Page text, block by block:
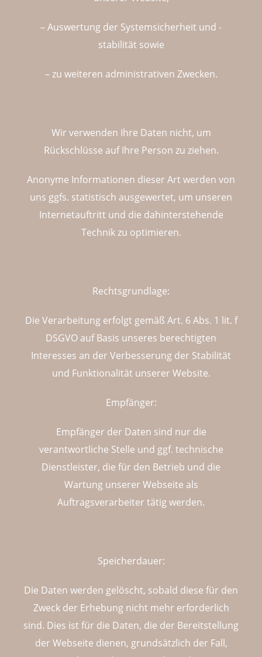
– Auswertung der Systemsicherheit und -
stabilität sowie
– zu weiteren administrativen Zwecken.
Wir verwenden Ihre Daten nicht, um
Rückschlüsse auf Ihre Person zu ziehen.
Anonyme Informationen dieser Art werden von
uns ggfs. statistisch ausgewertet, um unseren
Internetauftritt und die dahinterstehende
Technik zu optimieren.
Rechtsgrundlage:
Die Verarbeitung erfolgt gemäß Art. 6 Abs. 1 lit. f
DSGVO auf Basis unseres berechtigten
Interesses an der Verbesserung der Stabilität
und Funktionalität unserer Website.
Empfänger:
Empfänger der Daten sind nur die
verantwortliche Stelle und ggf. technische
Dienstleister, die für den Betrieb und die
Wartung unserer Webseite als
Auftragsverarbeiter tätig werden.
Speicherdauer:
Die Daten werden gelöscht, sobald diese für den
Zweck der Erhebung nicht mehr erforderlich
sind. Dies ist für die Daten, die der Bereitstellung
der Webseite dienen, grundsätzlich der Fall,